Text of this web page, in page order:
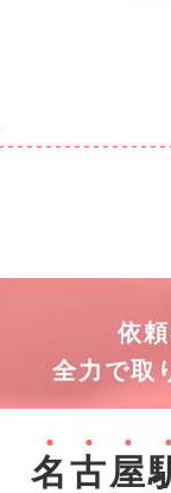
依
全力で取
名古屋